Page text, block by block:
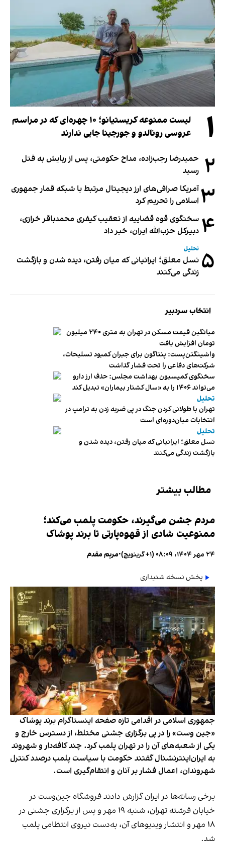
۱
لیست ممنوعه کریستیانو؛ ۱۰ چهره‌ای که در مراسم
عروسی رونالدو و جورجینا جایی ندارند
۲ حمیدرضا رجب‌زاده، مداح حکومتی، پس از ربایش به قتل
رسید
۳آمریکا صرافی‌های ارز دیجیتال مرتبط با شبکه قمار جمهوری
اسلامی را تحریم کرد
۴ سخنگوی قوه قضاییه از تعقیب کیفری محمدباقر خرازی،
دبیر‌کل حزب‌الله ایران، خبر داد
۵ تحلیل
نسل معلق؛ ایرانیانی که میان رفتن، دیده شدن و بازگشت
زندگی می‌کنند
انتخاب سردبیر
میانگین قیمت مسکن در تهران به متری ۲۴۰ میلیون
تومان افزایش یافت
واشینگتن‌پست: پنتاگون برای جبران کمبود تسلیحات،
شرکت‌های دفاعی را تحت فشار گذاشت
سخنگوی کمیسیون بهداشت مجلس: حذف ارز دارو
می‌تواند ۱۴۰۶ را به «سال کشتار بیماران» تبدیل کند
تحلیل
تهران با طولانی کردن جنگ در پی ضربه زدن به ترامپ در
انتخابات میان‌دوره‌ای است
تحلیل
نسل معلق؛ ایرانیانی که میان رفتن، دیده شدن و
بازگشت زندگی می‌کنند
مطالب بیشتر
مردم جشن می‌گیرند، حکومت پلمب می‌کند؛
ممنوعیت شادی از قهوه‌پارتی تا برند پوشاک
۲۴ مهر ۱۴۰۴، ۰۸:۰۹ (‎+۱ گرینویچ) •مریم مقدم
پخش نسخه شنیداری
جمهوری اسلامی در اقدامی تازه صفحه اینستاگرام برند پوشاک
«جین وست» را در پی برگزاری جشنی مختلط، از دسترس خارج و
یکی از شعبه‌های آن را در تهران پلمب کرد. چند کافه‌‌دار و شهروند
به ایران‌اینترنشنال گفتند حکومت با سیاست پلمب درصدد کنترل
شهروندان، اعمال فشار بر آنان و انتقام‌گیری است.
برخی رسانه‌ها در ایران گزارش دادند فروشگاه جین‌وست در
خیابان فرشته تهران، شنبه ۱۹ مهر و پس از برگزاری جشنی در
۱۸ مهر و انتشار ویدیوهای آن، به‌دست نیروی انتظامی پلمب
شد.